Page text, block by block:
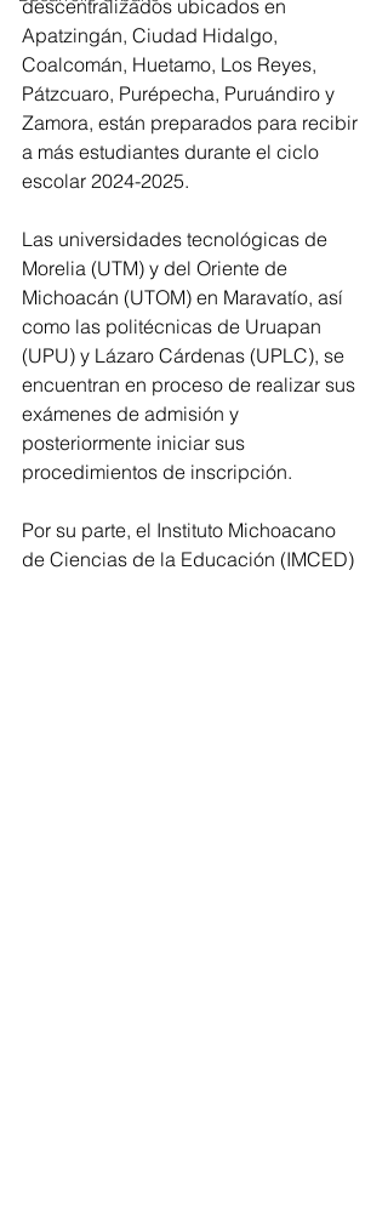
descentralizados ubicados en
Apatzingán, Ciudad Hidalgo,
Coalcomán, Huetamo, Los Reyes,
Pátzcuaro, Purépecha, Puruándiro y
Zamora, están preparados para recibir
a más estudiantes durante el ciclo
escolar 2024-2025.
Las universidades tecnológicas de
Morelia (UTM) y del Oriente de
Michoacán (UTOM) en Maravatío, así
como las politécnicas de Uruapan
(UPU) y Lázaro Cárdenas (UPLC), se
encuentran en proceso de realizar sus
exámenes de admisión y
posteriormente iniciar sus
procedimientos de inscripción.
Por su parte, el Instituto Michoacano
de Ciencias de la Educación (IMCED)